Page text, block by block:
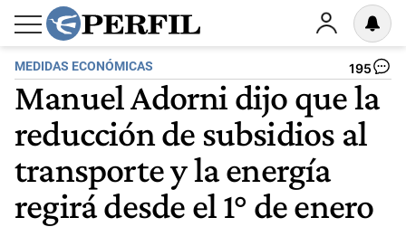
MEDIDAS ECONÓMICAS 195
Manuel Adorni dijo que la
reducción de subsidios al
transporte y la energía
regirá desde el 1° de enero